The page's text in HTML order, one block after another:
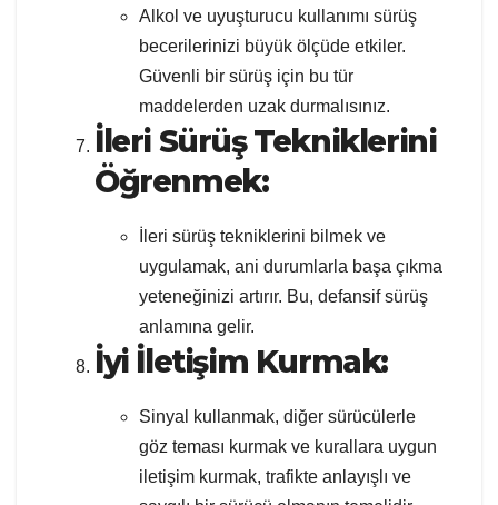
Alkol ve uyuşturucu kullanımı sürüş
becerilerinizi büyük ölçüde etkiler.
Güvenli bir sürüş için bu tür
maddelerden uzak durmalısınız.
İleri Sürüş Tekniklerini
Öğrenmek:
İleri sürüş tekniklerini bilmek ve
uygulamak, ani durumlarla başa çıkma
yeteneğinizi artırır. Bu, defansif sürüş
anlamına gelir.
İyi İletişim Kurmak:
Sinyal kullanmak, diğer sürücülerle
göz teması kurmak ve kurallara uygun
iletişim kurmak, trafikte anlayışlı ve